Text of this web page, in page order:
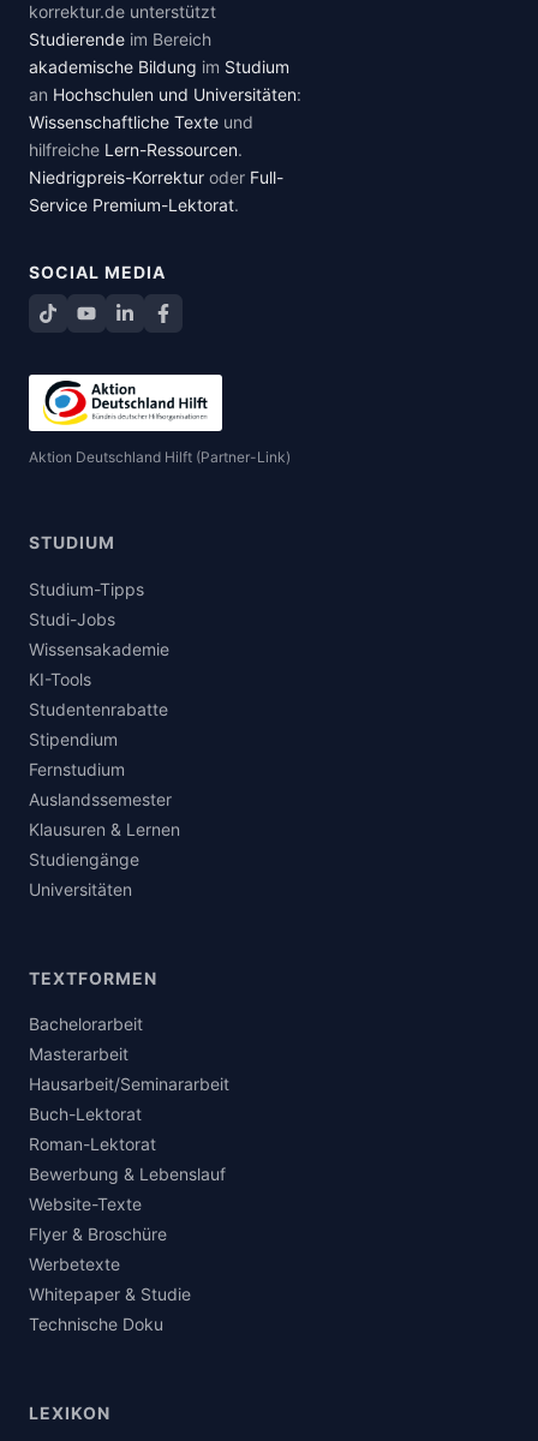
korrektur.de unterstützt
Studierende im Bereich
akademische Bildung im Studium
an Hochschulen und Universitäten:
Wissenschaftliche Texte und
hilfreiche Lern-Ressourcen.
Niedrigpreis-Korrektur oder Full-
Service Premium-Lektorat.
SOCIAL MEDIA
TikTokYouTube
LinkedInFacebook teilen
Aktion Deutschland Hilft (Partner-Link)
STUDIUM
Studium-Tipps
Studi-Jobs
Wissensakademie
KI-Tools
Studentenrabatte
Stipendium
Fernstudium
Auslandssemester
Klausuren & Lernen
Studiengänge
Universitäten
TEXTFORMEN
Bachelorarbeit
Masterarbeit
Hausarbeit/Seminararbeit
Buch-Lektorat
Roman-Lektorat
Bewerbung & Lebenslauf
Website-Texte
Flyer & Broschüre
Werbetexte
Whitepaper & Studie
Technische Doku
LEXIKON